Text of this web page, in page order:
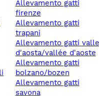
allevamento gatti
firenze
allevamento gatti
trapani
allevamento gatti valle
d'aosta/vallée d'aoste
allevamento gatti
bolzano/bozen
allevamento gatti
savona